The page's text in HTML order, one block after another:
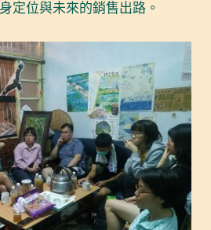
定位與未來的銷售出路。